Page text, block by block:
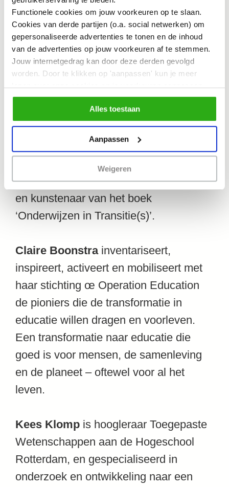
Functionele cookies om jouw voorkeuren op te slaan.
Cookies van derde partijen (o.a. social netwerken) om
gepersonaliseerde advertenties te tonen en de inhoud
van de advertenties op jouw voorkeuren af te stemmen.
Jouw internetgedrag kan door deze derden gevolgd
worden. Door te klikken op 'aanpassen' kun je meer
lezen over onze cookies en je voorkeuren aanpassen.
Door op 'Alles toestaan' te klikken, ga je akkoord met het
gebruik van alle cookies zoals omschreven in
ons cookiebeleid.
Alles toestaan
Aanpassen
Weigeren
boek ‘Onderwijzen in Transitie(s)’.
Nynke Stamis tweedejaars master
studente Architectuur bij de Technische
Universiteit Delft. Daarnaast heeft zij
een fulltime bestuursjaar gedaan bij
D.B.S.G. Stylos, de studievereniging
van de faculteit Bouwkunde aan de TU
Delft, in de rol van
onderwijscommissaris. Nynke is actief
in vrijwilligerswerk en is de vormgever
en kunstenaar van het boek
‘Onderwijzen in Transitie(s)’.
Claire Boonstra inventariseert,
inspireert, activeert en mobiliseert met
haar stichting œ Operation Education
de pioniers die de transformatie in
educatie willen dragen en voorleven.
Een transformatie naar educatie die
goed is voor mensen, de samenleving
en de planeet – oftewel voor al het
leven.
Kees Klomp is hoogleraar Toegepaste
Wetenschappen aan de Hogeschool
Rotterdam, en gespecialiseerd in
onderzoek en ontwikkeling naar een